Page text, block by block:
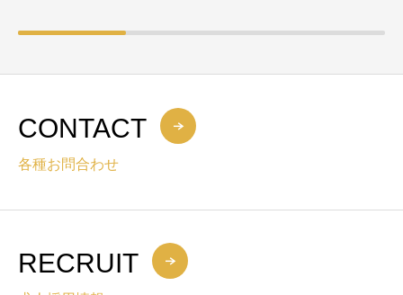
CONTACT
各種お問合わせ
RECRUIT